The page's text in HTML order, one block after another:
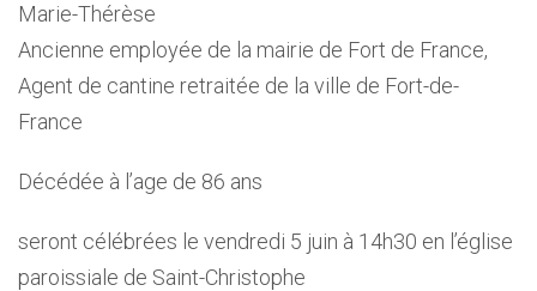
Marie-Thérèse
Ancienne employée de la mairie de Fort de France,
Agent de cantine retraitée de la ville de Fort-de-
France
Décédée à l’age de 86 ans
seront célébrées le vendredi 5 juin à 14h30 en l’église
paroissiale de Saint-Christophe